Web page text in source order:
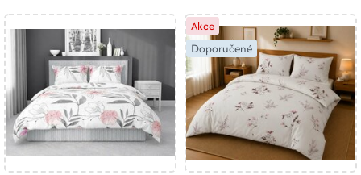
Akce
Doporučené